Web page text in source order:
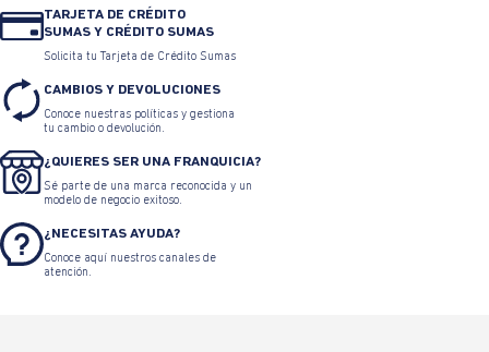
TARJETA DE CRÉDITO
SUMAS Y CRÉDITO SUMAS
Solicita tu Tarjeta de Crédito Sumas
CAMBIOS Y DEVOLUCIONES
Conoce nuestras políticas y gestiona
tu cambio o devolución.
¿QUIERES SER UNA FRANQUICIA?
Sé parte de una marca reconocida y un
modelo de negocio exitoso.
¿NECESITAS AYUDA?
Conoce aquí nuestros canales de
atención.